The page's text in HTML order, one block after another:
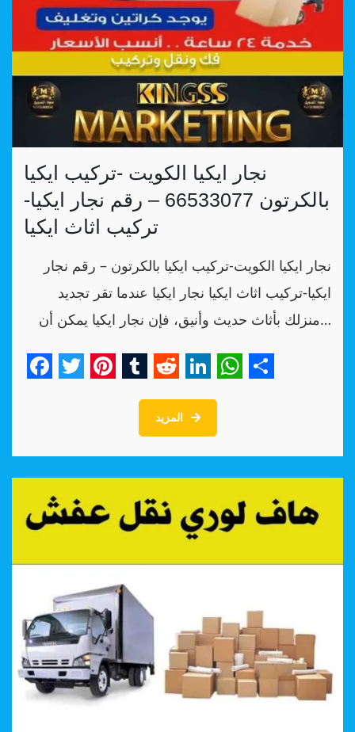
نجار ايكيا الكويت -تركيب ايكيا
بالكرتون 66533077 – رقم نجار ايكيا-
تركيب اثاث ايكيا
نجار ايكيا الكويت-تركيب ايكيا بالكرتون – رقم نجار
ايكيا-تركيب اثاث ايكيا نجار ايكيا عندما تقر تجديد
منزلك بأثاث حديث وأنيق، فإن نجار ايكيا يمكن أن…
Pinterest
Tumblr
RedditLinkedIn
المزيد